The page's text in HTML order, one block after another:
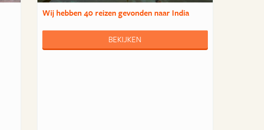
Wij hebben40 reizengevonden naar India
BEKIJKEN